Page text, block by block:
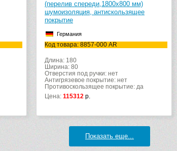
(перелив спереди,1800х800 мм)
шумоизоляция, антискользящее
покрытие
Германия
Код товара: 8857-000 AR
Длина: 180
Ширина: 80
Отверстия под ручки: нет
Антигрязевое покрытие: нет
Противоскользящее покрытие: да
Цена: 115312 р.
Показать еще...